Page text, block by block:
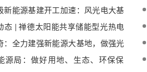
新能源基建开工加速：风光电大基
能设施成投资重点
态 | 禅德太阳能共享储能型光热电
实现风光大基地良好收益
：全力建强新能源大基地，做强光
能等六大新能源装备制造产业链
源局：做好用地、生态、环保保